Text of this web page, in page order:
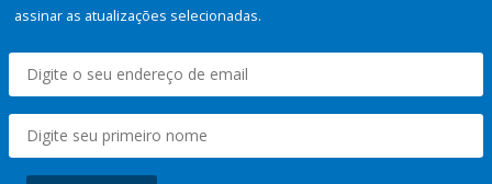
assinar as atualizações selecionadas.